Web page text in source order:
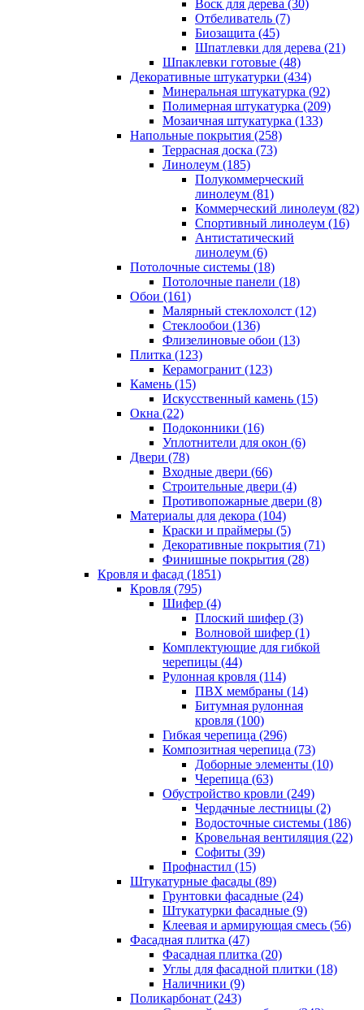
Воск для дерева (30)
Отбеливатель (7)
Биозащита (45)
Шпатлевки для дерева (21)
Шпаклевки готовые (48)
Декоративные штукатурки (434)
Минеральная штукатурка (92)
Полимерная штукатурка (209)
Мозаичная штукатурка (133)
Напольные покрытия (258)
Террасная доска (73)
Линолеум (185)
Полукоммерческий
линолеум (81)
Коммерческий линолеум (82)
Спортивный линолеум (16)
Антистатический
линолеум (6)
Потолочные системы (18)
Потолочные панели (18)
Обои (161)
Малярный стеклохолст (12)
Стеклообои (136)
Флизелиновые обои (13)
Плитка (123)
Керамогранит (123)
Камень (15)
Искусственный камень (15)
Окна (22)
Подоконники (16)
Уплотнители для окон (6)
Двери (78)
Входные двери (66)
Строительные двери (4)
Противопожарные двери (8)
Материалы для декора (104)
Краски и праймеры (5)
Декоративные покрытия (71)
Финишные покрытия (28)
Кровля и фасад (1851)
Кровля (795)
Шифер (4)
Плоский шифер (3)
Волновой шифер (1)
Комплектующие для гибкой
черепицы (44)
Рулонная кровля (114)
ПВХ мембраны (14)
Битумная рулонная
кровля (100)
Гибкая черепица (296)
Композитная черепица (73)
Доборные элементы (10)
Черепица (63)
Обустройство кровли (249)
Чердачные лестницы (2)
Водосточные системы (186)
Кровельная вентиляция (22)
Cофиты (39)
Профнастил (15)
Штукатурные фасады (89)
Грунтовки фасадные (24)
Штукатурки фасадные (9)
Клеевая и армирующая смесь (56)
Фасадная плитка (47)
Фасадная плитка (20)
Углы для фасадной плитки (18)
Наличники (9)
Поликарбонат (243)